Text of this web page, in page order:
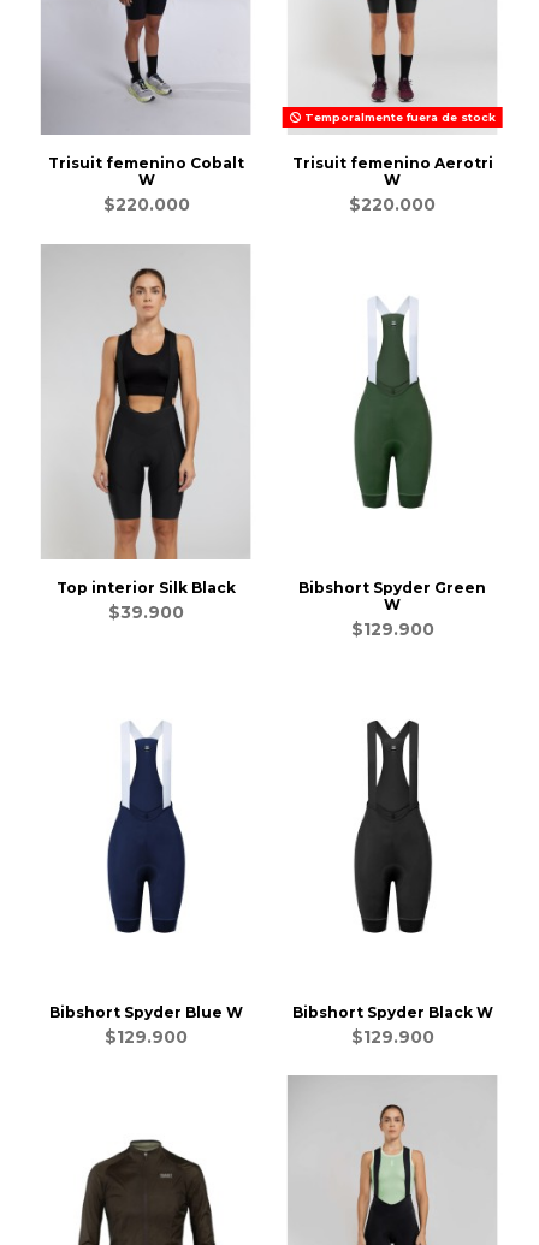
Trisuit femenino Cobalt
W
$220.000
Temporalmente fuera de stock
Trisuit femenino Aerotri
W
$220.000
Top interior Silk Black
$39.900
Bibshort Spyder Green
W
$129.900
Bibshort Spyder Blue W
$129.900
Bibshort Spyder Black W
$129.900